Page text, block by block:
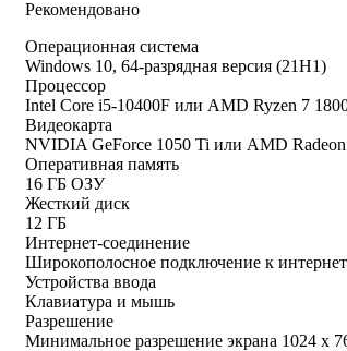
Рекомендовано
Операционная система
Windows 10, 64-разрядная версия (21H1)
Процессор
Intel Core i5-10400F или AMD Ryzen 7
Видеокарта
NVIDIA GeForce 1050 Ti или AMD
Оперативная память
16 ГБ ОЗУ
Жесткий диск
12 ГБ
Интернет-соединение
Широкополосное подключение к
Устройства ввода
Клавиатура и мышь
Разрешение
Минимальное разрешение экрана 1024 x